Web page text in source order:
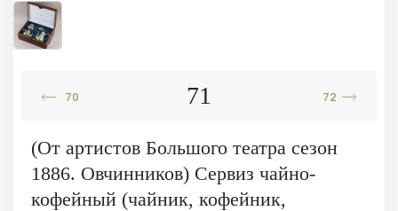
70 71 72
(От артистов Большого театра сезон
1886. Овчинников) Сервиз чайно-
кофейный (чайник, кофейник,